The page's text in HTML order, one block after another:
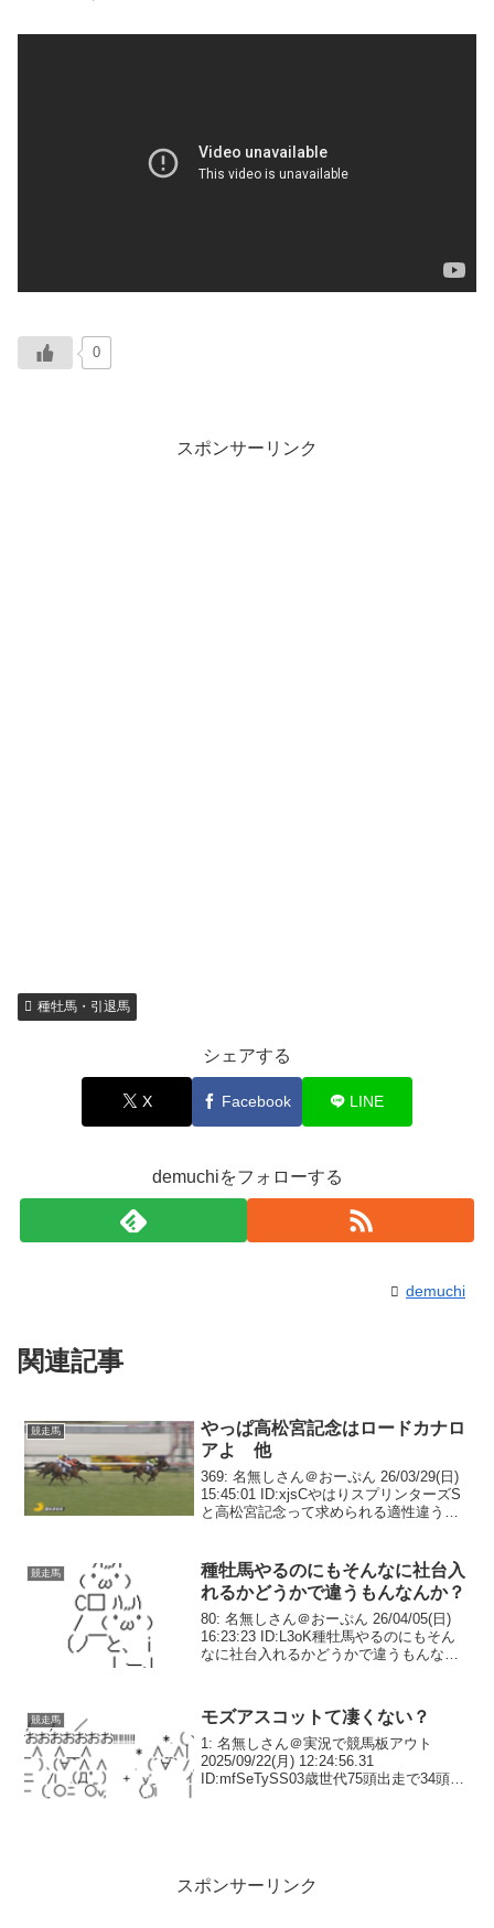
0
スポンサーリンク
種牡馬・引退馬
シェアする
X Facebook LINE
demuchiをフォローする
demuchi
関連記事
競走馬
やっぱ高松宮記念はロードカナロ
アよ 他
369: 名無しさん＠おーぷん 26/03/29(日)
15:45:01 ID:xjsCやはりスプリンターズS
と高松宮記念って求められる適性違うん
競走馬
種牡馬やるのにもそんなに社台入
れるかどうかで違うもんなんか？
80: 名無しさん＠おーぷん 26/04/05(日)
16:23:23 ID:L3oK種牡馬やるのにもそん
なに社台入れるかどうかで違うもんなん
競走馬 モズアスコットて凄くない？
1: 名無しさん＠実況で競馬板アウト
2025/09/22(月) 12:24:56.31
ID:mfSeTySS03歳世代75頭出走で34頭勝
スポンサーリンク